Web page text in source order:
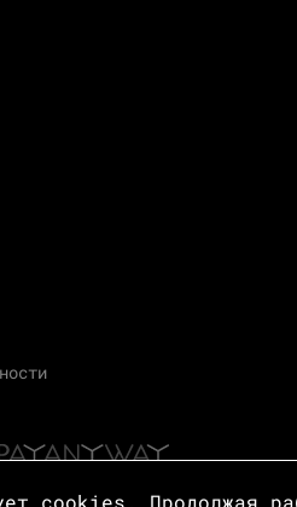
cookies. Продолжая